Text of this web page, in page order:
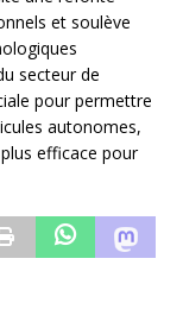
et soulève
secteur de
pour permettre
autonomes,
efficace pour